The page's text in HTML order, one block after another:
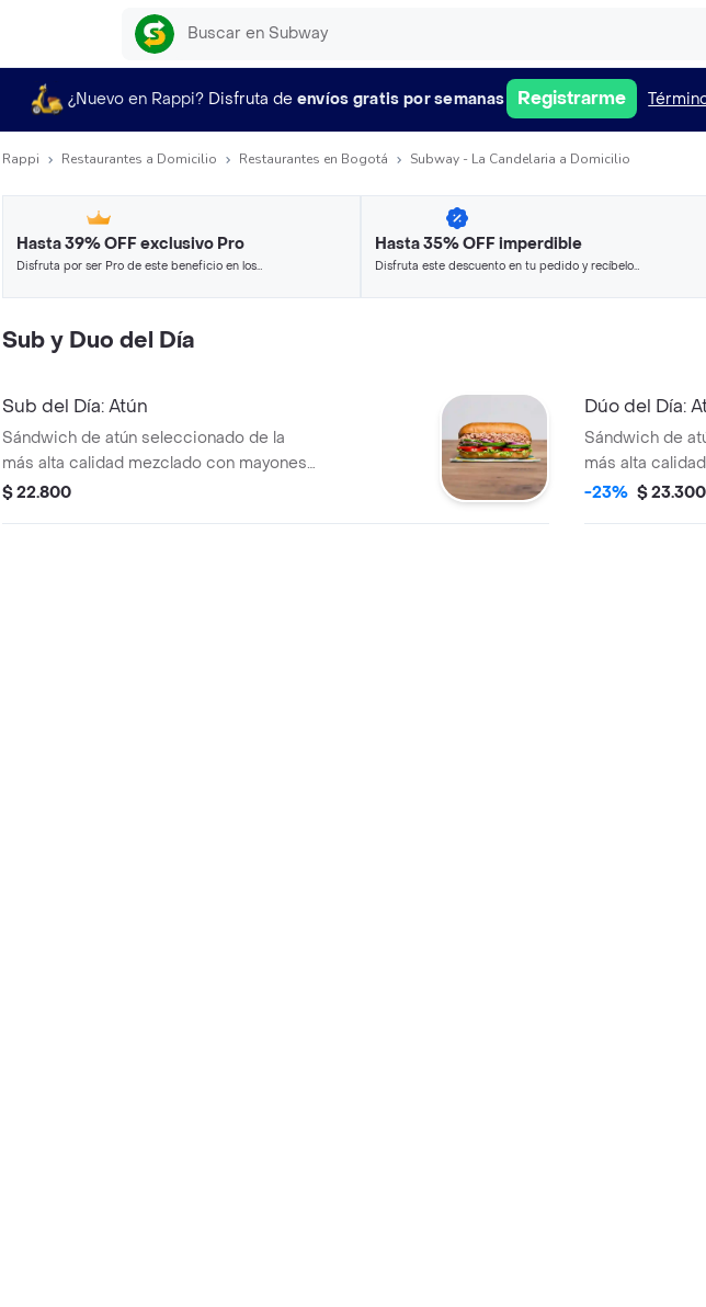
¿Nuevo en Rappi? Disfruta de envíos gratis por semanas Registrarme
Rappi Restaurantes a Domicilio Restaurantes en Bogotá Subway - La Candelaria a Domicilio
Hasta 39% OFF exclusivo Pro
Disfruta por ser Pro de este beneficio en los
Hasta 35% OFF imperdible
Disfruta este descuento en tu pedido y recíbelo
Sub y Duo del Día
Sub del Día: Atún
Sándwich de atún seleccionado de la
más alta calidad mezclado con mayonesa,
escoge el pan, queso americano,
$ 22.800
Dúo del Día:
Sándwich de
más alta
escoge el pan,
-23% $ 23.300